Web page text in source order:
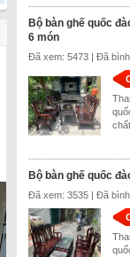
Bộ bàn ghế quốc
6 món
Đã xem: 5473 | Đã
Bộ bàn ghế quốc
Đã xem: 3535 | Đã